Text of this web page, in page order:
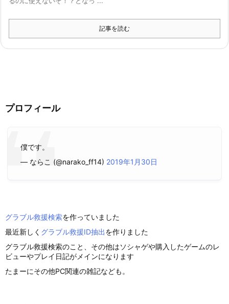
記事を読む
プロフィール
僕です。
— ならこ (@narako_ff14) 2019年1月30日
グラブル救援検索を作っていました
最近新しく グラブル救援ID抽出を作りました
グラブル救援検索のこと、その他はソシャゲや購入したゲームのレ
ビューやプレイ日記がメインになります
たまーにその他PC関連の雑記なども。